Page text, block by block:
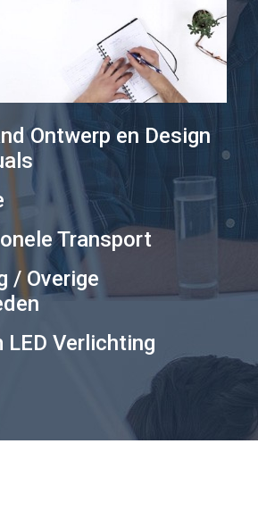
Ontwerp en Design
Transport
/ Overige
LED Verlichting